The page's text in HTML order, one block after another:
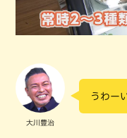
大川豊治
うわー